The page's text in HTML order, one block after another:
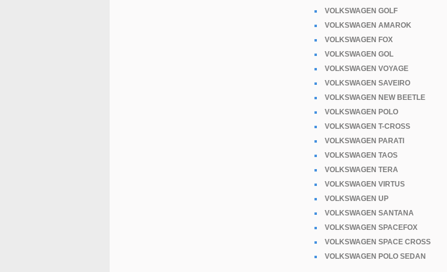
VOLKSWAGEN GOLF
VOLKSWAGEN AMAROK
VOLKSWAGEN FOX
VOLKSWAGEN GOL
VOLKSWAGEN VOYAGE
VOLKSWAGEN SAVEIRO
VOLKSWAGEN NEW BEETLE
VOLKSWAGEN POLO
VOLKSWAGEN T-CROSS
VOLKSWAGEN PARATI
VOLKSWAGEN TAOS
VOLKSWAGEN TERA
VOLKSWAGEN VIRTUS
VOLKSWAGEN UP
VOLKSWAGEN SANTANA
VOLKSWAGEN SPACEFOX
VOLKSWAGEN SPACE CROSS
VOLKSWAGEN POLO SEDAN